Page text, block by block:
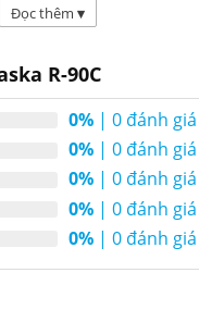
chai nước uống
Đọc thêm ▾
R-90C
0% | 0 đánh giá
0% | 0 đánh giá
0% | 0 đánh giá
0% | 0 đánh giá
0% | 0 đánh giá